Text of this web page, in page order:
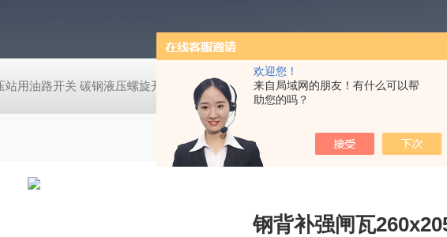
欢迎您！
来自局域网的朋友！有什么可以帮
助您的吗？
站用油路开关 碳钢液压螺旋开关 猴车配件橡胶轮衬 托压轮矿用斜井巷道用 矿
钢背补强闸瓦